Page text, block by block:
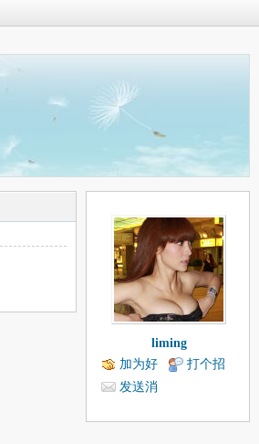
liming
加为好
友
打个招
发送消